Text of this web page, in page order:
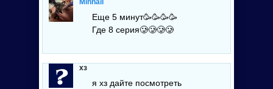
Mihhail
Еще 5 минут🥳🥳🥳🥳
Где 8 серия🥲🥲🥲🥲
хз
я хз дайте посмотреть